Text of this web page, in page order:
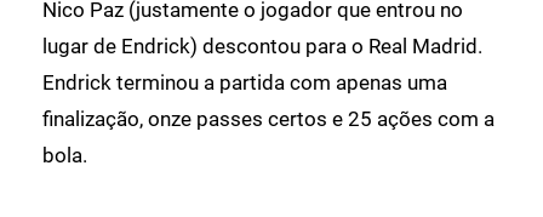
Nico Paz (justamente o jogador que entrou no
lugar de Endrick) descontou para o Real Madrid.
Endrick terminou a partida com apenas uma
finalização, onze passes certos e 25 ações com a
bola.